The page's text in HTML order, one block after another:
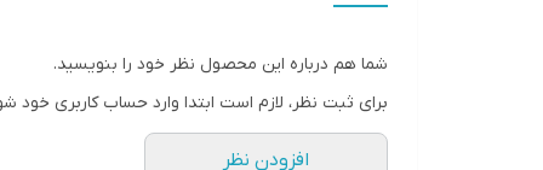
شما هم درباره این محصول نظر خود را بنویسید.
برای ثبت نظر، لازم است ابتدا وارد حساب کاربری خود
افزودن نظر